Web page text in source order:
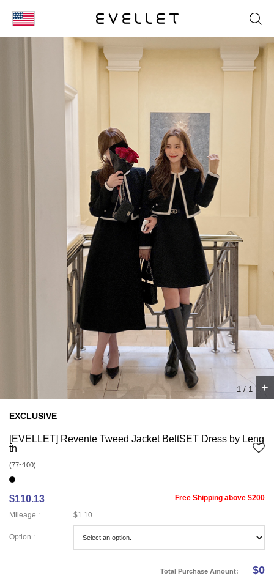
1 / 1 +
EXCLUSIVE
[EVELLET] Revente Tweed Jacket BeltSET Dress by Leng
th
(77~100)
$110.13
Free Shipping above $200
Mileage :
$1.10
Option :
Total Purchase Amount: $0